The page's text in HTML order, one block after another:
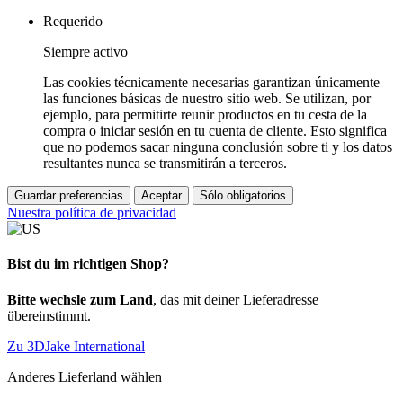
Requerido
Siempre activo
Las cookies técnicamente necesarias garantizan únicamente
las funciones básicas de nuestro sitio web. Se utilizan, por
ejemplo, para permitirte reunir productos en tu cesta de la
compra o iniciar sesión en tu cuenta de cliente. Esto significa
que no podemos sacar ninguna conclusión sobre ti y los datos
resultantes nunca se transmitirán a terceros.
Guardar preferencias Aceptar Sólo obligatorios
Nuestra política de privacidad
Bist du im richtigen Shop?
Bitte wechsle zum Land, das mit deiner Lieferadresse
übereinstimmt.
Zu 3DJake International
Anderes Lieferland wählen